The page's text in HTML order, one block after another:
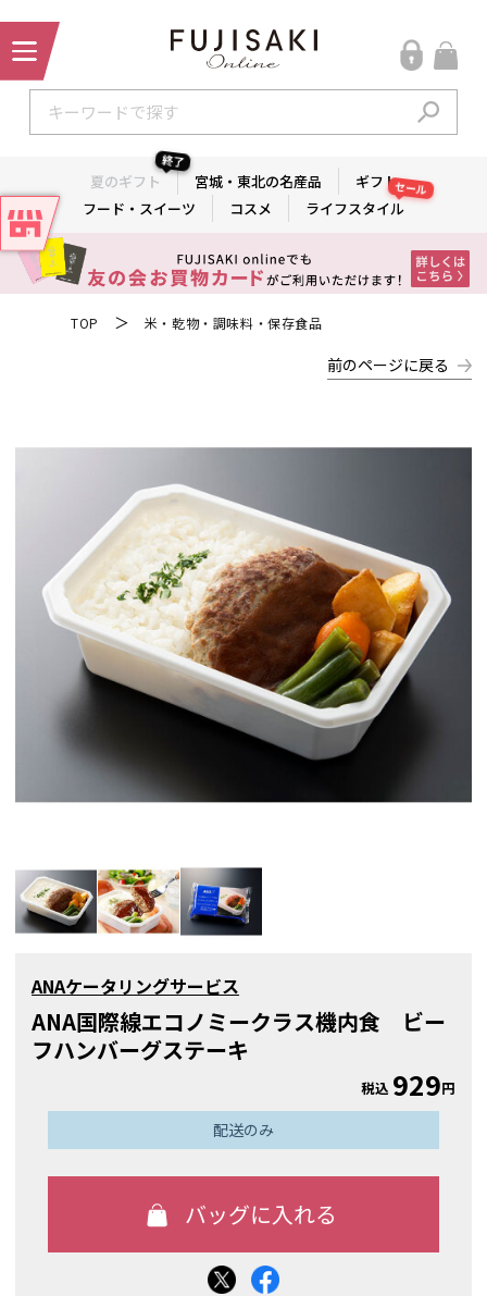
夏のギフト
終了
宮城・東北の名産品
ギフト
フード・スイーツ
コスメ ライフスタイル
セール
TOP ＞ 米・乾物・調味料・保存食品
前のページに戻る
ANAケータリングサービス
ANA国際線エコノミークラス機内食 ビー
フハンバーグステーキ
税込 929円
配送のみ